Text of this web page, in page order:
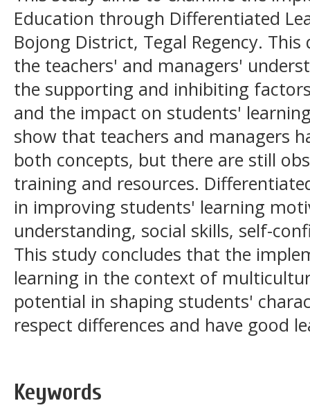
Education through Differentiated
Bojong District, Tegal Regency.
the teachers' and managers'
the supporting and inhibiting
and the impact on students'
show that teachers and managers
both concepts, but there are still
training and resources.
in improving students' learning
understanding, social skills, self-
This study concludes that the
learning in the context of
potential in shaping students'
respect differences and have good
Keywords